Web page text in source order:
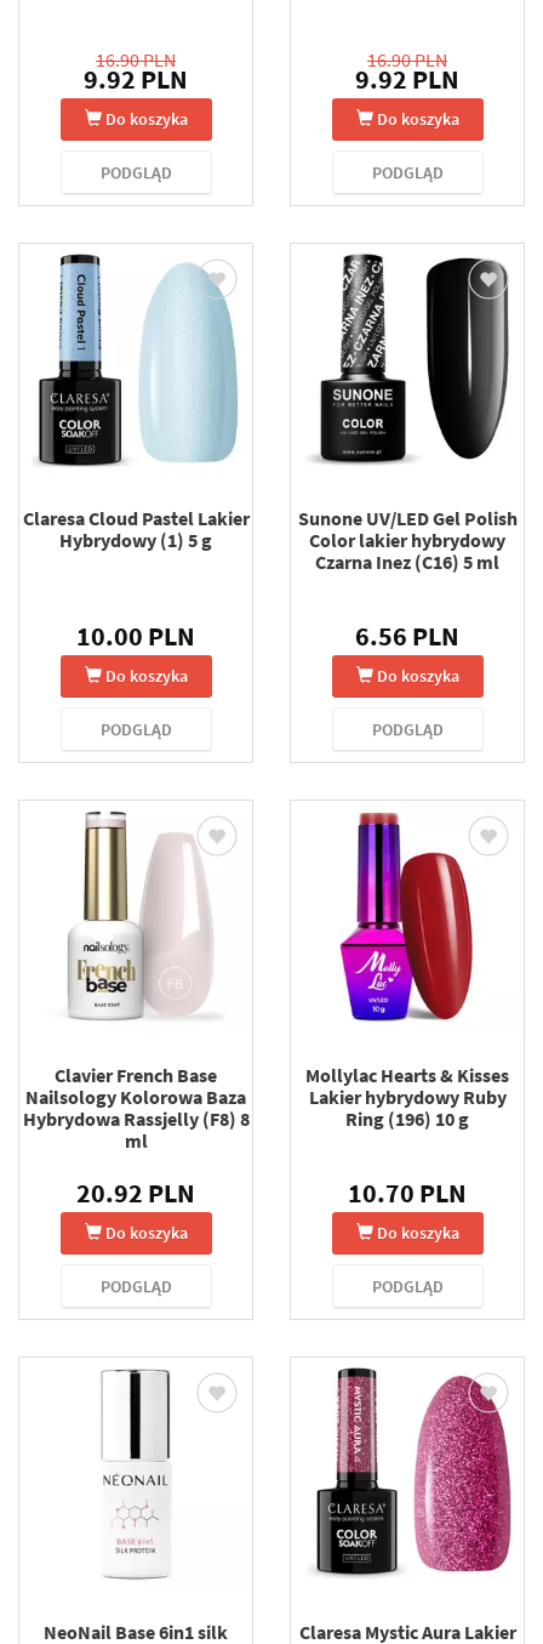
16.90 PLN
9.92 PLN
Do koszyka
PODGLĄD
16.90 PLN
9.92 PLN
Do koszyka
PODGLĄD
Claresa Cloud Pastel Lakier
Hybrydowy (1) 5 g
10.00 PLN
Do koszyka
PODGLĄD
Sunone UV/LED Gel Polish
Color lakier hybrydowy
Czarna Inez (C16) 5 ml
6.56 PLN
Do koszyka
PODGLĄD
Clavier French Base
Nailsology Kolorowa Baza
Hybrydowa Rassjelly (F8) 8
ml
20.92 PLN
Do koszyka
PODGLĄD
Mollylac Hearts & Kisses
Lakier hybrydowy Ruby
Ring (196) 10 g
10.70 PLN
Do koszyka
PODGLĄD
NeoNail Base 6in1 silk
Claresa Mystic Aura Lakier